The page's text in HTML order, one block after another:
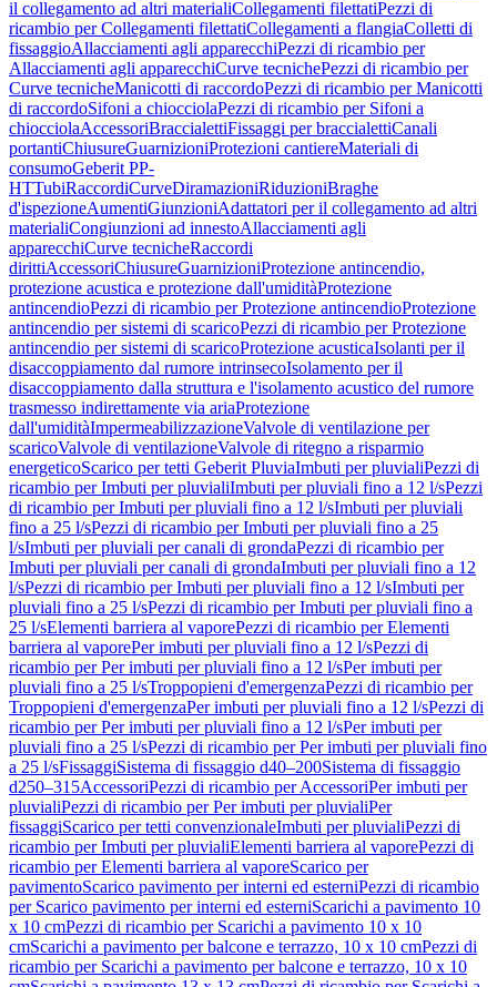
il collegamento ad altri materialiCollegamenti filettatiPezzi di
ricambio per Collegamenti filettatiCollegamenti a flangiaColletti di
fissaggioAllacciamenti agli apparecchiPezzi di ricambio per
Allacciamenti agli apparecchiCurve tecnichePezzi di ricambio per
Curve tecnicheManicotti di raccordoPezzi di ricambio per Manicotti
di raccordoSifoni a chiocciolaPezzi di ricambio per Sifoni a
chiocciolaAccessoriBraccialettiFissaggi per braccialettiCanali
portantiChiusureGuarnizioniProtezioni cantiereMateriali di
consumoGeberit PP-
HTTubiRaccordiCurveDiramazioniRiduzioniBraghe
d'ispezioneAumentiGiunzioniAdattatori per il collegamento ad altri
materialiCongiunzioni ad innestoAllacciamenti agli
apparecchiCurve tecnicheRaccordi
dirittiAccessoriChiusureGuarnizioniProtezione antincendio,
protezione acustica e protezione dall'umiditàProtezione
antincendioPezzi di ricambio per Protezione antincendioProtezione
antincendio per sistemi di scaricoPezzi di ricambio per Protezione
antincendio per sistemi di scaricoProtezione acusticaIsolanti per il
disaccoppiamento dal rumore intrinsecoIsolamento per il
disaccoppiamento dalla struttura e l'isolamento acustico del rumore
trasmesso indirettamente via ariaProtezione
dall'umiditàImpermeabilizzazioneValvole di ventilazione per
scaricoValvole di ventilazioneValvole di ritegno a risparmio
energeticoScarico per tetti Geberit PluviaImbuti per pluvialiPezzi di
ricambio per Imbuti per pluvialiImbuti per pluviali fino a 12 l/sPezzi
di ricambio per Imbuti per pluviali fino a 12 l/sImbuti per pluviali
fino a 25 l/sPezzi di ricambio per Imbuti per pluviali fino a 25
l/sImbuti per pluviali per canali di grondaPezzi di ricambio per
Imbuti per pluviali per canali di grondaImbuti per pluviali fino a 12
l/sPezzi di ricambio per Imbuti per pluviali fino a 12 l/sImbuti per
pluviali fino a 25 l/sPezzi di ricambio per Imbuti per pluviali fino a
25 l/sElementi barriera al vaporePezzi di ricambio per Elementi
barriera al vaporePer imbuti per pluviali fino a 12 l/sPezzi di
ricambio per Per imbuti per pluviali fino a 12 l/sPer imbuti per
pluviali fino a 25 l/sTroppopieni d'emergenzaPezzi di ricambio per
Troppopieni d'emergenzaPer imbuti per pluviali fino a 12 l/sPezzi di
ricambio per Per imbuti per pluviali fino a 12 l/sPer imbuti per
pluviali fino a 25 l/sPezzi di ricambio per Per imbuti per pluviali fino
a 25 l/sFissaggiSistema di fissaggio d40–200Sistema di fissaggio
d250–315AccessoriPezzi di ricambio per AccessoriPer imbuti per
pluvialiPezzi di ricambio per Per imbuti per pluvialiPer
fissaggiScarico per tetti convenzionaleImbuti per pluvialiPezzi di
ricambio per Imbuti per pluvialiElementi barriera al vaporePezzi di
ricambio per Elementi barriera al vaporeScarico per
pavimentoScarico pavimento per interni ed esterniPezzi di ricambio
per Scarico pavimento per interni ed esterniScarichi a pavimento 10
x 10 cmPezzi di ricambio per Scarichi a pavimento 10 x 10
cmScarichi a pavimento per balcone e terrazzo, 10 x 10 cmPezzi di
ricambio per Scarichi a pavimento per balcone e terrazzo, 10 x 10